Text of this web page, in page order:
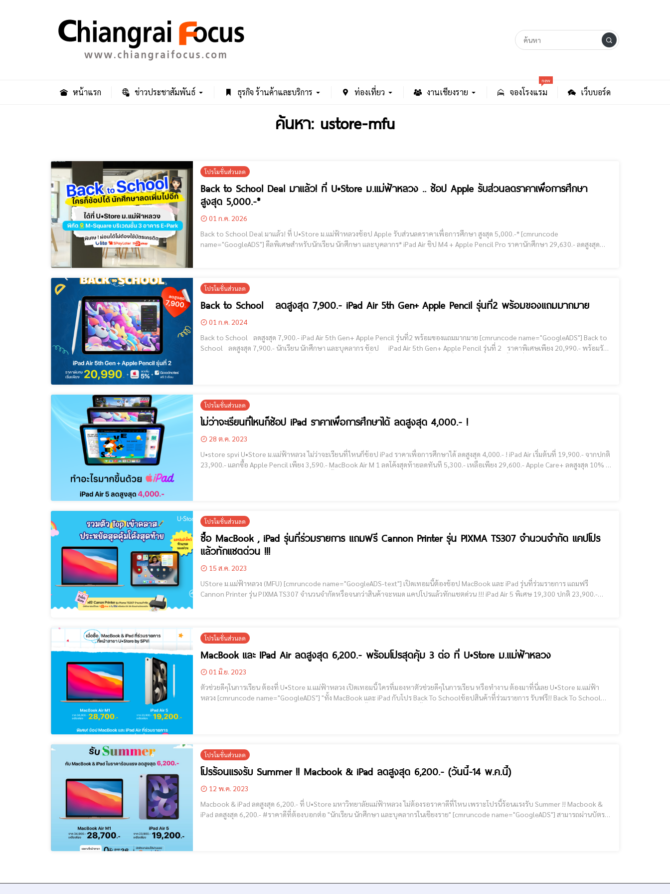
หน้าแรก ข่าวประชาสัมพันธ์ ธุรกิจ ร้านค้าและบริการ ท่องเที่ยว งานเชียงราย จองโรงแรม
new
เว็บบอร์ด
ค้นหา: ustore-mfu
โปรโมชั่นส่วนลด
Back to School Deal มาแล้ว! ที่ U•Store ม.แม่ฟ้าหลวง .. ช้อป Apple รับส่วนลดราคาเพื่อการศึกษา
สูงสุด 5,000.-*
01 ก.ค. 2026
Back to School Deal มาแล้ว! ที่ U•Store ม.แม่ฟ้าหลวงช้อป Apple รับส่วนลดราคาเพื่อการศึกษา สูงสุด 5,000.-* [cmruncode
name="GoogleADS"] ดีลพิเศษสำหรับนักเรียน นักศึกษา และบุคลากร* iPad Air ชิป M4 + Apple Pencil Pro ราคานักศึกษา 29,630.- ลดสูงสุด
โปรโมชั่นส่วนลด
Back to School ลดสูงสุด 7,900.- iPad Air 5th Gen+ Apple Pencil รุ่นที่2 พร้อมของแถมมากมาย
01 ก.ค. 2024
Back to School ลดสูงสุด 7,900.- iPad Air 5th Gen+ Apple Pencil รุ่นที่2 พร้อมของแถมมากมาย [cmruncode name="GoogleADS"] Back to
School ลดสูงสุด 7,900.- นักเรียน นักศึกษา และบุคลากร ช้อป iPad Air 5th Gen+ Apple Pencil รุ่นที่ 2 ราคาพิเศษเพียง 20,990.- พร้อมรับ
โปรโมชั่นส่วนลด
ไม่ว่าจะเรียนที่ไหนก็ช้อป iPad ราคาเพื่อการศึกษาได้ ลดสูงสุด 4,000.- !
28 ต.ค. 2023
U•store spvi U•Store ม.แม่ฟ้าหลวง ไม่ว่าจะเรียนที่ไหนก็ช้อป iPad ราคาเพื่อการศึกษาได้ ลดสูงสุด 4,000.- ! iPad Air เริ่มต้นที่ 19,900.- จากปกติ
23,900.- แลกซื้อ Apple Pencil เพียง 3,590.- MacBook Air M 1 ลดโค้งสุดท้ายลดทันที 5,300.- เหลือเพียง 29,600.- Apple Care+ ลดสูงสุด 10% l
โปรโมชั่นส่วนลด
ซื้อ MacBook , iPad รุ่นที่ร่วมรายการ แถมฟรี Cannon Printer รุ่น PIXMA TS307 จำนวนจำกัด แคปโปร
แล้วทักแชตด่วน !!!
15 ส.ค. 2023
UStore ม.แม่ฟ้าหลวง (MFU) [cmruncode name="GoogleADS-text"] เปิดเทอมนี้ต้องช้อป MacBook และ iPad รุ่นที่ร่วมรายการ แถมฟรี
Cannon Printer รุ่น PIXMA TS307 จำนวนจำกัดหรือจนกว่าสินค้าจะหมด แคปโปรแล้วทักแชตด่วน !!! iPad Air 5 พิเศษ 19,300 ปกติ 23,900.-
โปรโมชั่นส่วนลด
MacBook และ IPad Air ลดสูงสุด 6,200.- พร้อมโปรสุดคุ้ม 3 ต่อ ที่ U•Store ม.แม่ฟ้าหลวง
01 มิ.ย. 2023
ตัวช่วยดีๆในการเรียน ต้องที่ U•Store ม.แม่ฟ้าหลวง เปิดเทอมนี้ ใครที่มองหาตัวช่วยดีๆในการเรียน หรือทำงาน ต้องมาที่นี่เลย U•Store ม.แม่ฟ้า
หลวง [cmruncode name="GoogleADS"] "ทั้ง MacBook และ iPad กับโปร Back To Schoolช้อปสินค้าที่ร่วมรายการ รับฟรี!! Back To School
โปรโมชั่นส่วนลด
โปรร้อนแรงรับ Summer !! Macbook & iPad ลดสูงสุด 6,200.- (วันนี้-14 พ.ค.นี้)
12 พ.ค. 2023
Macbook & iPad ลดสูงสุด 6,200.- ที่ U•Store มหาวิทยาลัยแม่ฟ้าหลวง ไม่ต้องรอราคาดีที่ไหน เพราะโปรนี้ร้อนแรงรับ Summer !! Macbook &
iPad ลดสูงสุด 6,200.- #ราคาดีที่ต้องบอกต่อ "นักเรียน นักศึกษา และบุคลากรในเชียงราย" [cmruncode name="GoogleADS"] สามารถผ่านบัตร